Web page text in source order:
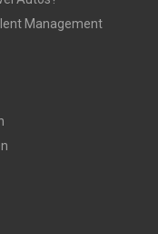
Management